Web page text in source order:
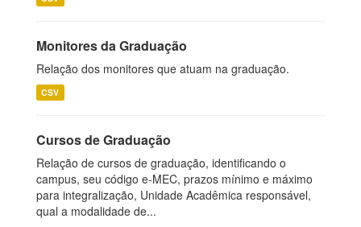
Monitores da Graduação
Relação dos monitores que atuam na graduação.
CSV
Cursos de Graduação
Relação de cursos de graduação, identificando o
campus, seu código e-MEC, prazos mínimo e máximo
para integralização, Unidade Acadêmica responsável,
qual a modalidade de...